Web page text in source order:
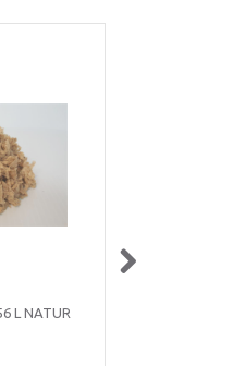
L NATUR